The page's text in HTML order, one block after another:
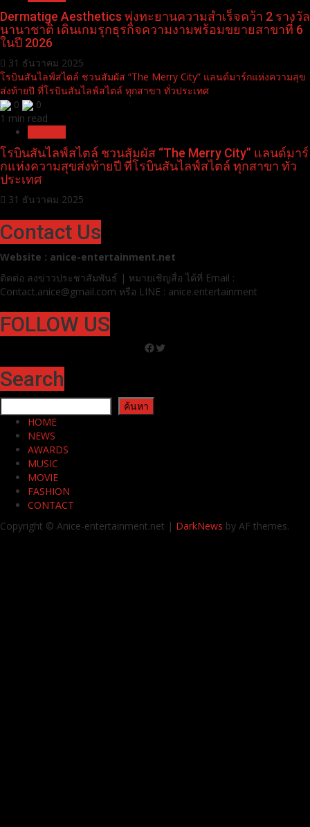
Dermatige Aesthetics พุ่งทะยานความสำเร็จคว้า 2 รางวัล
นานาชาติ เดินเกมรุกธุรกิจความงามพร้อมขยายสาขาที่ 6
ในปี 2026
31 ธันวาคม 2025
โรบินสันไลฟ์สไตล์ ชวนสัมผัส “The Merry City” แลนด์มาร์กแห่งความสุข
ส่งท้ายปี ที่โรบินสันไลฟ์สไตล์ ทุกสาขา ทั่วประเทศ
0
0
1 min read
โรบินสันไลฟ์สไตล์ ชวนสัมผัส “The Merry City” แลนด์มาร์
กแห่งความสุขส่งท้ายปี ที่โรบินสันไลฟ์สไตล์ ทุกสาขา ทั่ว
ประเทศ
31 ธันวาคม 2025
Contact Us
Website : anice-entertainment.net
ติดต่อ ลงข่าวประชาสัมพันธ์ | หมายเชิญสื่อ ได้ที่ Email :
Contact.anice@gmail.com หรือ LINE : anice.entertainment
FOLLOW US
Facebook
Twitter
Search
ค้นหา
ค้นหา
HOME
NEWS
AWARDS
MUSIC
MOVIE
FASHION
CONTACT
Copyright © Anice-entertainment.net | DarkNews by AF themes.